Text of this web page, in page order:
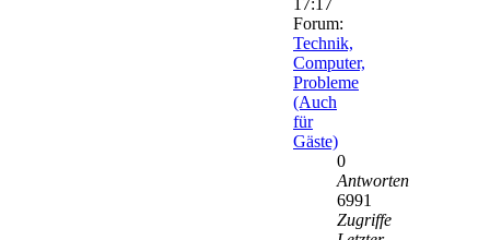
17:17
Forum:
Technik,
Computer,
Probleme
(Auch
für
Gäste)
0
Antworten
6991
Zugriffe